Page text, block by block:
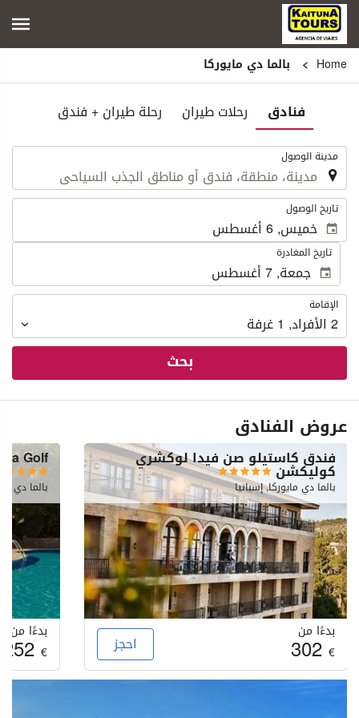
Home بالما دي مايوركا
فنادق رحلات طيران رحلة طيران + فندق
. مدينة الوصول
. تاريخ الوصول
تاريخ المغادرة
الإقامة
الإقامة
2 الأفراد,
1غرفة
بحث
عروض الفنادق
فندق كاستيلو صن فيدا لوكشري
كوليكشن
بالما دي مايوركا, إسبانيا
بدءًا من
€
302 احجز
Golf
بالما دي
بدءًا من
€
252